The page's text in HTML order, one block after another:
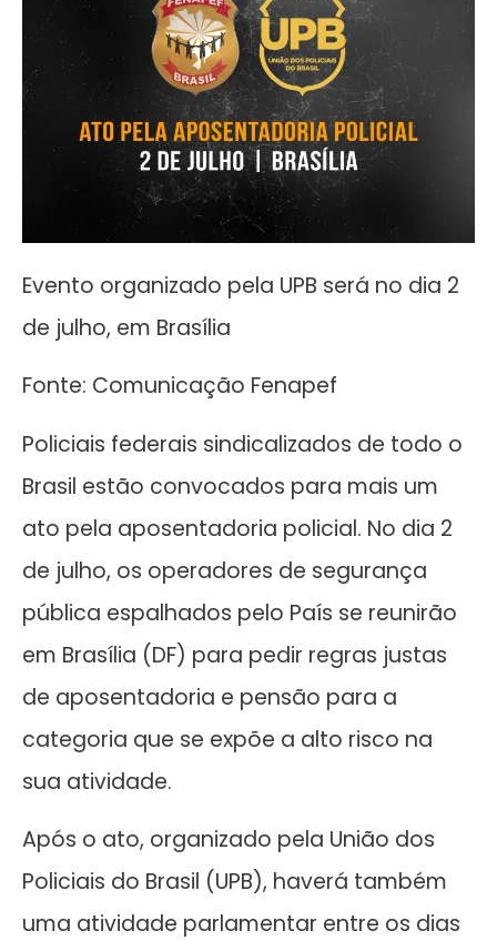
Evento organizado pela UPB será no dia 2
de julho, em Brasília
Fonte: Comunicação Fenapef
Policiais federais sindicalizados de todo o
Brasil estão convocados para mais um
ato pela aposentadoria policial. No dia 2
de julho, os operadores de segurança
pública espalhados pelo País se reunirão
em Brasília (DF) para pedir regras justas
de aposentadoria e pensão para a
categoria que se expõe a alto risco na
sua atividade.
Após o ato, organizado pela União dos
Policiais do Brasil (UPB), haverá também
uma atividade parlamentar entre os dias